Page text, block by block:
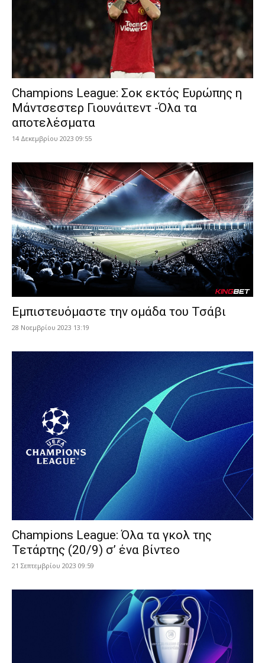
Champions League: Σοκ εκτός Ευρώπης η
Μάντσεστερ Γιουνάιτεντ -Όλα τα
αποτελέσματα
14 Δεκεμβρίου 2023 09:55
Εμπιστευόμαστε την ομάδα του Τσάβι
28 Νοεμβρίου 2023 13:19
Champions League: Όλα τα γκολ της
Τετάρτης (20/9) σ’ ένα βίντεο
21 Σεπτεμβρίου 2023 09:59